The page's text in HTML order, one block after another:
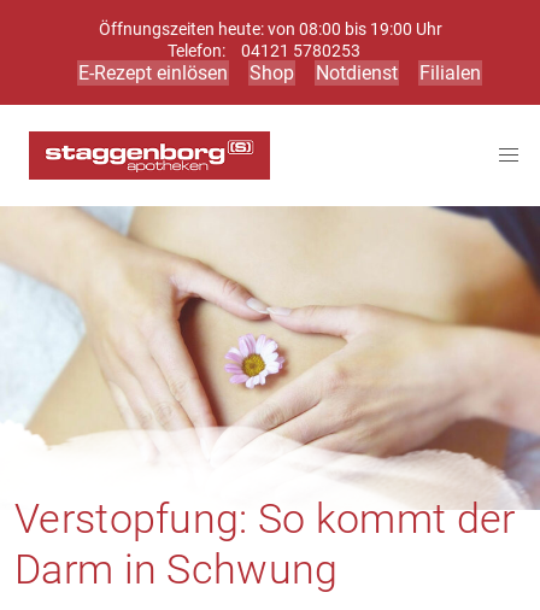
Öffnungszeiten heute: von 08:00 bis 19:00 Uhr
Telefon:
04121 5780253
E-Rezept einlösen Shop Notdienst Filialen
Verstopfung: So kommt der
Darm in Schwung